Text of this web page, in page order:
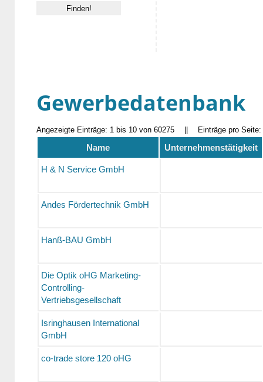
Gewerbedatenbank
Angezeigte Einträge: 1 bis 10 von 60275 Einträge pro Seite:
Name Unternehmenstätigkeit
H & N Service GmbH
Andes Fördertechnik GmbH
Hanß-BAU GmbH
Die Optik oHG Marketing-
Controlling-
Vertriebsgesellschaft
Isringhausen International
GmbH
co-trade store 120 oHG